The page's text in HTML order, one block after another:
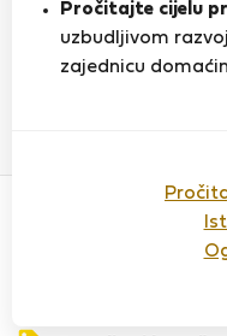
Pročitajte cijelu
uzbudljivom
zajednicu
Do
Povjerenje &
Visoka razina sigurnosti
Naš ugled raste